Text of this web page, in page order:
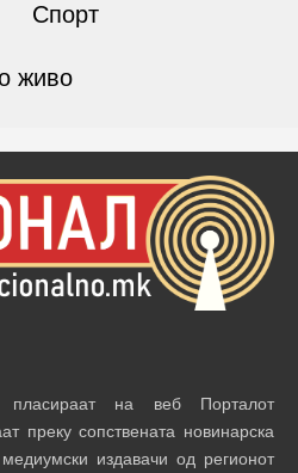
Спорт
живо
на веб Порталот
преку сопствената новинарска
издавачи од регионот